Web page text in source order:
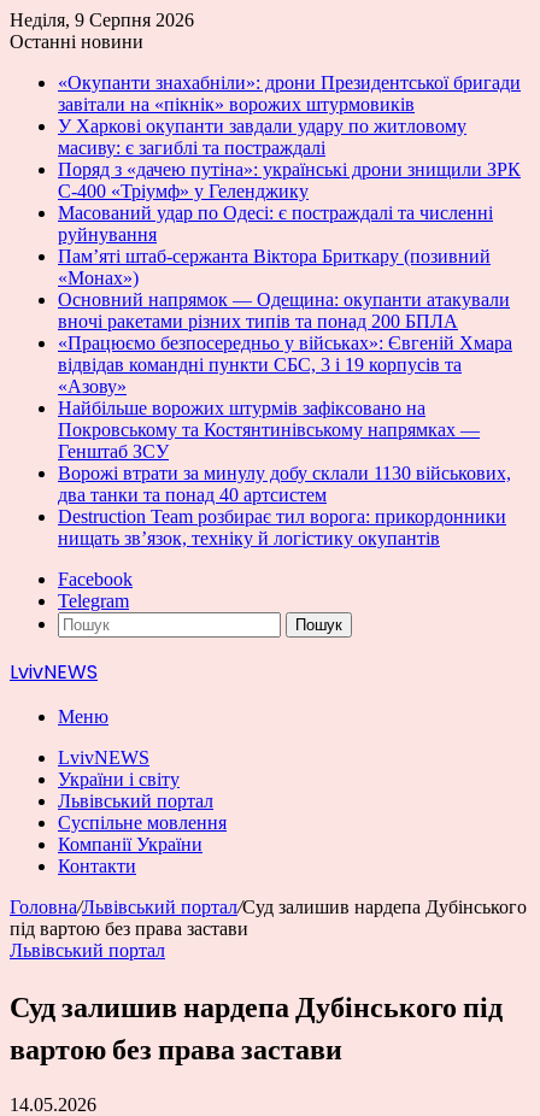
Неділя, 9 Серпня 2026
Останні новини
«Окупанти знахабніли»: дрони Президентської бригади
завітали на «пікнік» ворожих штурмовиків
У Харкові окупанти завдали удару по житловому
масиву: є загиблі та постраждалі
Поряд з «дачею путіна»: українські дрони знищили ЗРК
С-400 «Тріумф» у Геленджику
Масований удар по Одесі: є постраждалі та численні
руйнування
Пам’яті штаб-сержанта Віктора Бриткару (позивний
«Монах»)
Основний напрямок — Одещина: окупанти атакували
вночі ракетами різних типів та понад 200 БПЛА
«Працюємо безпосередньо у військах»: Євгеній Хмара
відвідав командні пункти СБС, 3 і 19 корпусів та
«Азову»
Найбільше ворожих штурмів зафіксовано на
Покровському та Костянтинівському напрямках —
Генштаб ЗСУ
Ворожі втрати за минулу добу склали 1130 військових,
два танки та понад 40 артсистем
Destruction Team розбирає тил ворога: прикордонники
нищать зв’язок, техніку й логістику окупантів
Facebook
Telegram
Пошук
LvivNEWS
Меню
LvivNEWS
України і світу
Львівський портал
Суспільне мовлення
Компанії України
Контакти
Головна/Львівський портал/Суд залишив нардепа Дубінського
під вартою без права застави
Львівський портал
Суд залишив нардепа Дубінського під
вартою без права застави
14.05.2026